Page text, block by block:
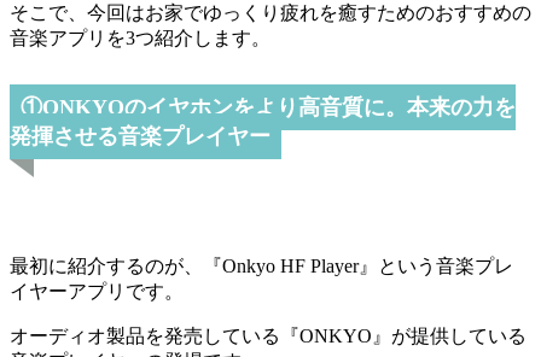
そこで、今回はお家でゆっくり疲れを癒すためのおすすめの
音楽アプリを3つ紹介します。
①ONKYOのイヤホンをより高音質に。本来の力を
発揮させる音楽プレイヤー
最初に紹介するのが、『Onkyo HF Player』という音楽プレ
イヤーアプリです。
オーディオ製品を発売している『ONKYO』が提供している